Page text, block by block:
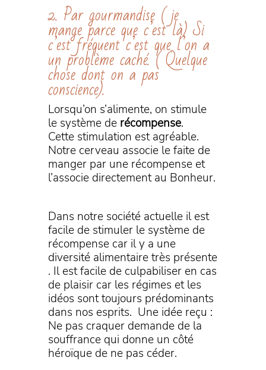
2. Par gourmandise ( je
mange parce que c’est là) Si
c’est fréquent c’est que l’on a
un problème caché. ( Quelque
chose dont on a pas
conscience).
Lorsqu’on s’alimente, on stimule
le système de récompense.
Cette stimulation est agréable.
Notre cerveau associe le faite de
manger par une récompense et
l’associe directement au Bonheur.
Dans notre société actuelle il est
facile de stimuler le système de
récompense car il y a une
diversité alimentaire très présente
. Il est facile de culpabiliser en cas
de plaisir car les régimes et les
idéos sont toujours prédominants
dans nos esprits. Une idée reçu :
Ne pas craquer demande de la
souffrance qui donne un côté
héroïque de ne pas céder.